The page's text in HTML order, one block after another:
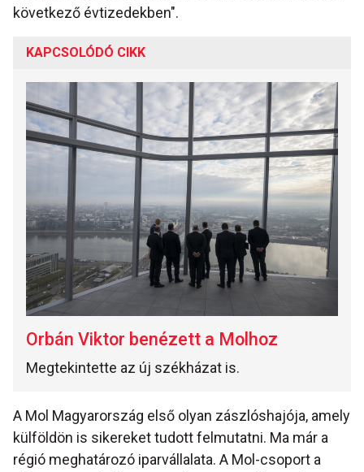
következő évtizedekben".
KAPCSOLÓDÓ CIKK
Orbán Viktor benézett a Molhoz
Megtekintette az új székházat is.
A Mol Magyarország első olyan zászlóshajója, amely
külföldön is sikereket tudott felmutatni. Ma már a
régió meghatározó iparvállalata. A Mol-csoport a